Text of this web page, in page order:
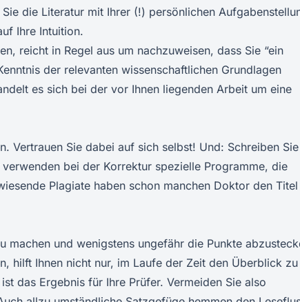
die Literatur mit Ihrer (!) persönlichen
Ihre Intuition.
reicht in Regel aus um nachzuweisen, dass Sie “ein
der relevanten wissenschaftlichen Grundlagen
es sich bei der vor Ihnen liegenden Arbeit um eine
Vertrauen Sie dabei auf sich selbst! Und: Schreiben Sie
bei der Korrektur spezielle Programme, die
Plagiate haben schon manchen Doktor den Titel
machen und wenigstens ungefähr die Punkte
hilft Ihnen nicht nur, im Laufe der Zeit den Überblick zu
das Ergebnis für Ihre Prüfer. Vermeiden Sie also